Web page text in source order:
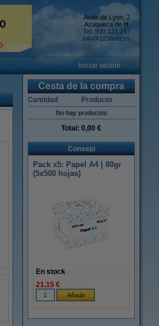
Avda de Lyon, 2
Azuqueca de H.
Tel: 900 123 247
info@123tinta.es
Iniciar sesión
Cesta de la compra
Cantidad Producto
No hay productos
Total: 0,00 €
Consejo
Pack x5: Papel A4 | 80gr
(5x500 hojas)
En stock
21,15 €